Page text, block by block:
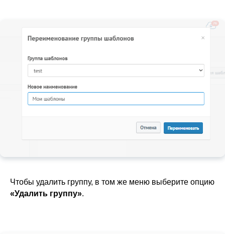
Чтобы удалить группу, в том же меню выберите опцию
«Удалить группу».